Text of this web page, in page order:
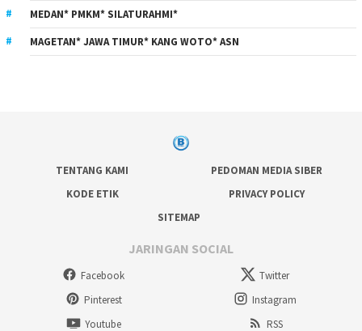
MEDAN* PMKM* SILATURAHMI*
MAGETAN* JAWA TIMUR* KANG WOTO* ASN
TENTANG KAMI
PEDOMAN MEDIA SIBER
KODE ETIK
PRIVACY POLICY
SITEMAP
JARINGAN SOCIAL
Facebook
Twitter
Pinterest
Instagram
Youtube
RSS